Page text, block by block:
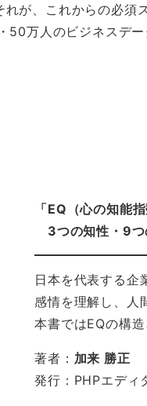
が、これからの必須ス
50万人のビジネスデ
「EQ（心の知能
3つの知性・9つ
日本を代表する企
感情を理解し、人
本書ではEQの構
著者： 加来 勝正
発行：PHPエディ